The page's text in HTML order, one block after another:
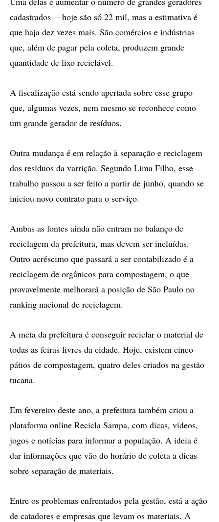
cadastrados —hoje são só 22 mil, mas a estimativa é
que haja dez vezes mais. São comércios e indústrias
que, além de pagar pela coleta, produzem grande
quantidade de lixo reciclável.
A fiscalização está sendo apertada sobre esse grupo
que, algumas vezes, nem mesmo se reconhece como
um grande gerador de resíduos.
Outra mudança é em relação à separação e reciclagem
dos resíduos da varrição. Segundo Lima Filho, esse
trabalho passou a ser feito a partir de junho, quando se
iniciou novo contrato para o serviço.
Ambas as fontes ainda não entram no balanço de
reciclagem da prefeitura, mas devem ser incluídas.
Outro acréscimo que passará a ser contabilizado é a
reciclagem de orgânicos para compostagem, o que
provavelmente melhorará a posição de São Paulo no
ranking nacional de reciclagem.
A meta da prefeitura é conseguir reciclar o material de
todas as feiras livres da cidade. Hoje, existem cinco
pátios de compostagem, quatro deles criados na gestão
tucana.
Em fevereiro deste ano, a prefeitura também criou a
plataforma online Recicla Sampa, com dicas, vídeos,
jogos e notícias para informar a população. A ideia é
dar informações que vão do horário de coleta a dicas
sobre separação de materiais.
Entre os problemas enfrentados pela gestão, está a ação
de catadores e empresas que levam os materiais. A